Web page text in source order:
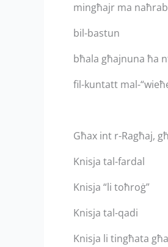
mingħajr ma
bil-bastun
bħala għajnuna ħa
fil-kuntatt mal-
Għax int r-Ragħaj,
Knisja tal-fardal
Knisja “li toħroġ”
Knisja tal-qadi
Knisja li tingħata